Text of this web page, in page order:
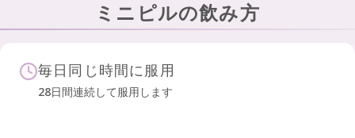
ミニピルの飲み方
毎日同じ時間に服用
28日間連続して服用します